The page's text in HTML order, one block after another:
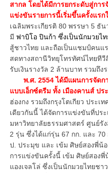
สากล โดยได้มีการยกระดับสู่กา
แข่งขันรายการนี้เริ่มขึ้นครั้งแรก
เฉลิมพระเกียรติ 80 พรรษา 5 ธั
มี ฟาบิโอ ปินก้า ซึ่งเป็นนักมวยไท
สู้ชาวไทย และถือเป็นแชมป์คนแ
สดทางสถานีวิทยุโทรทัศน์ไทยที
รับเงินรางวัล 2 ล้านบาท รวมถึง
พ.ศ. 2554 ได้มีแผนการจัด
แบบเอ็กซ์ตรีม ทั้ง เมืองคานส์ ปร
ฮ่องกง รวมถึงกรุงโตเกียว ประ
เดียวกันนี้ ได้จัดการแข่งขันที่ปร
มหาวิทยาลัยธรรมศาสตร์ ศูนย์รั
2 รุ่น ซึ่งได้แก่รุ่น 67 กก. และ
ป. ประมุข และ เข้ม ศิษย์สองพี่น้
การแข่งขันครั้งนี้ เข้ม ศิษย์สอง
แองเจลโล่ ซึ่งเป็นนักมวยไทยช